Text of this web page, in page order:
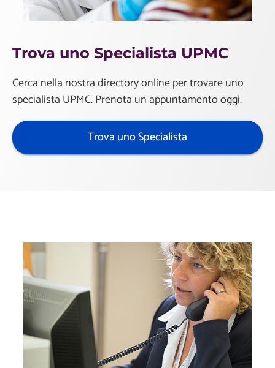
Trova uno Specialista UPMC
Cerca nella nostra directory online per trovare uno
specialista UPMC. Prenota un appuntamento oggi.
Trova uno Specialista